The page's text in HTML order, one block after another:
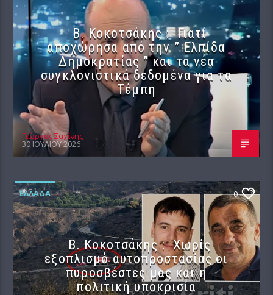
Β. Κοκοτσάκης : Γιατί
αποχώρησα από την ” Ελπίδα
Δημοκρατίας ” και τα νέα
συγκλονιστικά δεδομένα για τα
Τέμπη
Γιώργος Σαχίνης
30 ΙΟΥΛΊΟΥ 2026
ΕΛΛΆΔΑ 0
Β. Κοκοτσάκης : Χωρίς
εξοπλισμό αυτοπροστασίας οι
πυροσβέστες μας και η
πολιτική υποκρισία